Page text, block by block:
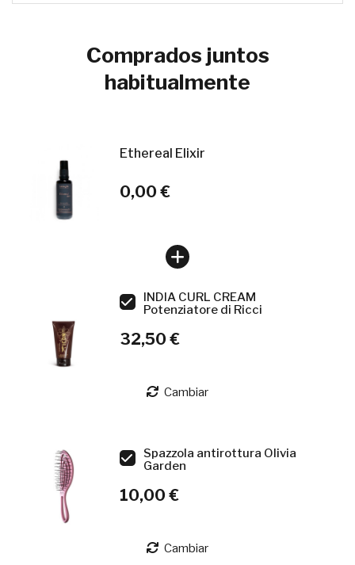
Comprados juntos
habitualmente
Ethereal Elixir
0,00 €
INDIA CURL CREAM
Potenziatore di Ricci
32,50 €
Cambiar
Spazzola antirottura Olivia
Garden
10,00 €
Cambiar